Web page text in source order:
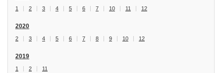
1 2 3 4 5 6 7 10 11 12
2020
2 3 4 5 6 7 8 9 10 12
2019
1 2 11